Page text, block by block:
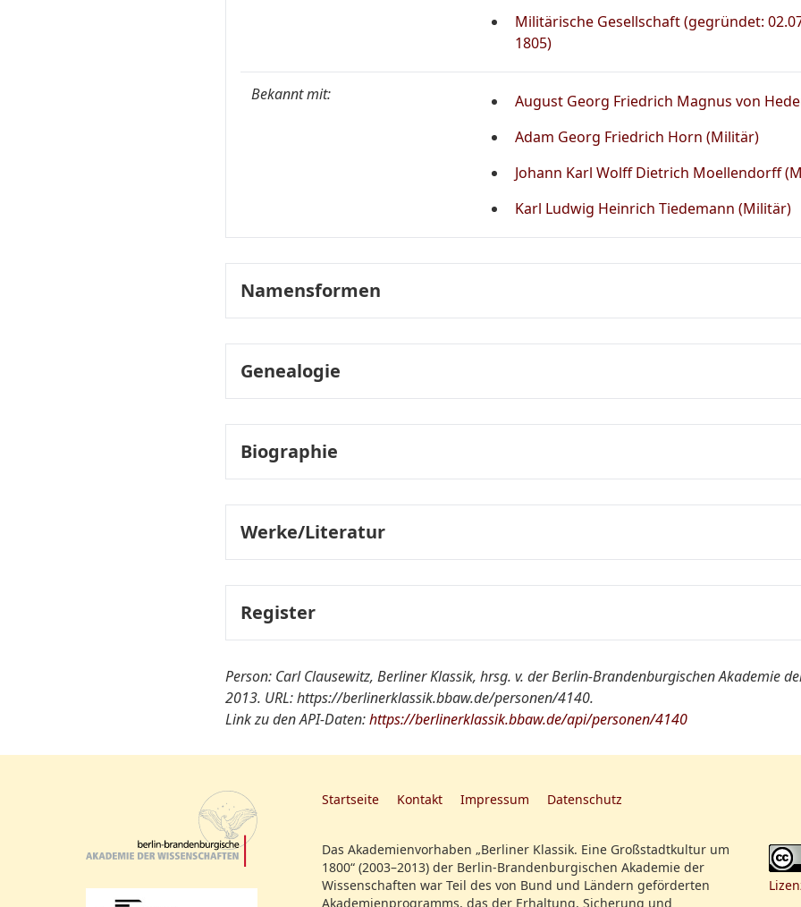
Militärische Gesellschaft (gegründet:
1805)
Bekannt mit:
August Georg Friedrich Magnus von
Adam Georg Friedrich Horn (Militär)
Johann Karl Wolff Dietrich Moellendorff
Karl Ludwig Heinrich Tiedemann (Militär)
Namensformen
Namensvarianten: Carl Philipp Gottlieb von Clausewitz; Carl
Genealogie
Genealogie:
Vater: Friedrich Gabriel Clausewitz Mutter:
Biographie
Lebenslauf: seit 1809 unter Scharnhorst im
erteilte dem 15jährigen Kronprinzen
ab 1812 in Rußland bei der Deutschen Legion
Werke/Literatur
Auswahlbibliographie
Primärliteratur:
Große Soldaten der europäischen
Auseinandersetzungen unserer Epoche
Auswahlbibliographie
Sekundärliteratur:
Klassiker der Kriegskunst
Clausewitz "Vom Kriege" über Theorie und
Von Alfred Vierkandt zu Carl v. Clausewitz
Carl von Clausewitz
Register
Militär
Gruppen/Vereinigungen-Register:
Christlich-deutsche Tischgesellschaft
Person: Carl Clausewitz, Berliner Klassik, hrsg. v. der Berlin-Brandenburgischen Akademie
2013. URL: https://berlinerklassik.bbaw.de/personen/4140.
Link zu den API-Daten:https://berlinerklassik.bbaw.de/api/personen/4140
Startseite Kontakt Impressum Datenschutz
Das Akademienvorhaben „Berliner Klassik. Eine Großstadtkultur um
1800“ (2003–2013) der Berlin-Brandenburgischen Akademie der
Wissenschaften war Teil des von Bund und Ländern geförderten
Akademienprogramms, das der Erhaltung, Sicherung und